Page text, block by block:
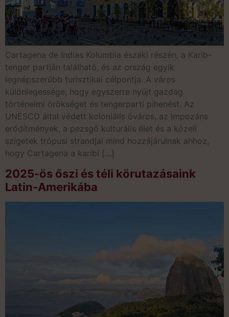
Cartagena de Indias Kolumbia északi részén, a Karib-
tenger partján található, és az ország egyik
legnépszerűbb turisztikai célpontja. A város
különlegessége, hogy egyszerre nyújt gazdag
történelmi örökséget és tengerparti pihenést. Az
UNESCO által védett koloniális óváros, az impozáns
erődítmények, a pezsgő kulturális élet és a közeli
szigetek trópusi strandjai mind hozzájárulnak ahhoz,
hogy Cartagena a karibi […]
2025-ös őszi és téli körutazásaink
Latin-Amerikába